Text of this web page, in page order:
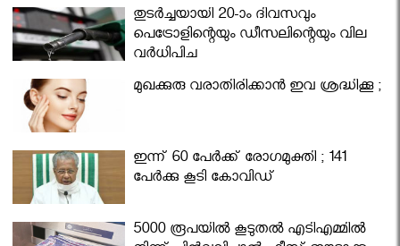
തുടർച്ചയായി 20-ാം ദിവസവും
പെട്രോളിന്റെയും ഡീസലിന്റെയും വില
വര്‍ധിപ്പിച്ചു
മുഖക്കുരു വരാതിരിക്കാന്‍ ഇവ ശ്രദ്ധിക്കൂ ;
ഇന്ന് 60 പേർക്ക് രോഗമുക്തി ; 141
പേര്‍ക്കു കൂടി കോവിഡ്
5000 രൂപയിൽ കൂടുതൽ എടിഎമ്മിൽ